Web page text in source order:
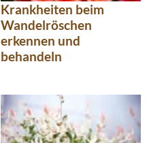
Krankheiten beim
Wandelröschen
erkennen und
behandeln